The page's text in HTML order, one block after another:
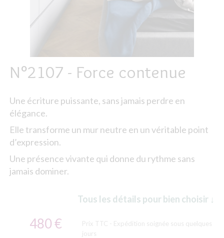
N°2107 - Force contenue
Une écriture puissante, sans jamais perdre en
élégance.
Elle transforme un mur neutre en un véritable point
d’expression.
Une présence vivante qui donne du rythme sans
jamais dominer.
Tous les détails pour bien choisir ↓
480 € Prix TTC
- Expédition soignée sous quelques
jours